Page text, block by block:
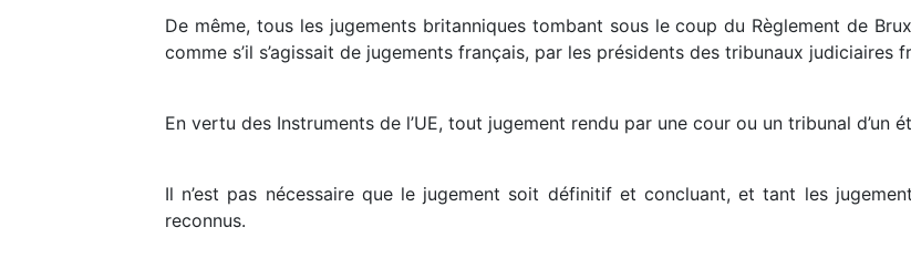
De même, tous les jugements britanniques tombant sous le coup du Règlement de
comme s’il s’agissait de jugements français, par les présidents des tribunaux judiciaires
En vertu des Instruments de l’UE, tout jugement rendu par une cour ou un tribunal d’un
Il n’est pas nécessaire que le jugement soit définitif et concluant, et tant les
reconnus.